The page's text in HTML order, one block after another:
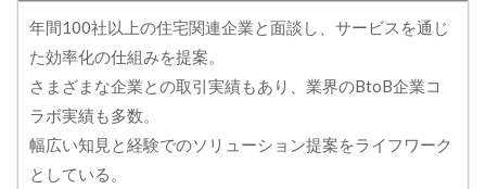
年間100社以上の住宅関連企業と面談し、サービスを通じ
た効率化の仕組みを提案。
さまざまな企業との取引実績もあり、業界のBtoB企業コ
ラボ実績も多数。
幅広い知見と経験でのソリューション提案をライフワーク
としている。